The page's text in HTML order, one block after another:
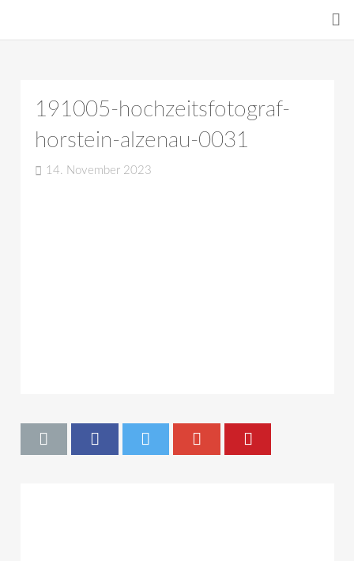
191005-hochzeitsfotograf-
horstein-alzenau-0031
14. November 2023